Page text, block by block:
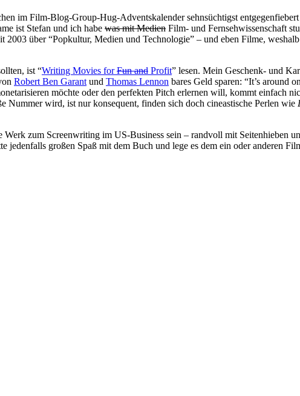
im Film-Blog-Group-Hug-Adventskalender sehnsüchtigst
ist Stefan und ich habe was mit Medien Film- und Fernsehwissenschaft
2003 über “Popkultur, Medien und Technologie” – und eben Filme,
ist “Writing Movies forFun and Profit” lesen. Mein Geschenk- und
Robert Ben Garant und Thomas Lennon bares Geld sparen: “It’s around
möchte oder den perfekten Pitch erlernen will, kommt einfach
wird, ist nur konsequent, finden sich doch cineastische Perlen wie
Werk zum Screenwriting im US-Business sein – randvoll mit Seitenhieben
großen Spaß mit dem Buch und lege es dem ein oder anderen